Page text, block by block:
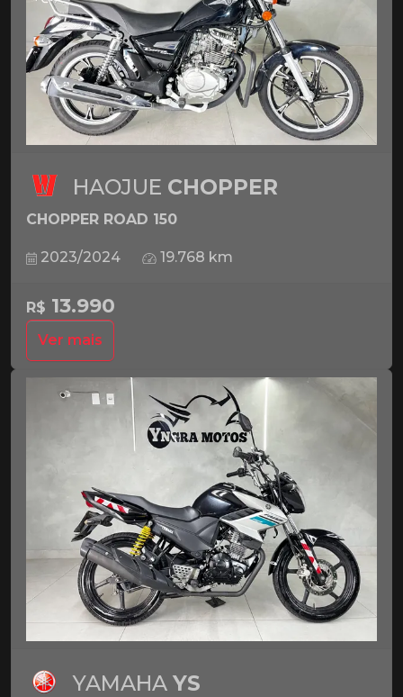
HAOJUE CHOPPER
CHOPPER ROAD 150
2023/2024 19.768 km
R$ 13.990
Ver mais
YAMAHA YS